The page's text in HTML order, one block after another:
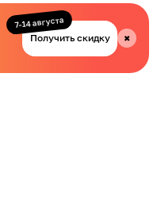
Получить скидку
7-14 августа
✖